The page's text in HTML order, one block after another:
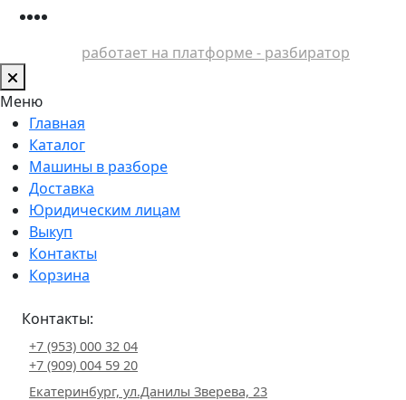
работает на платформе - разбиратор
Меню
Главная
Каталог
Машины в разборе
Доставка
Юридическим лицам
Выкуп
Контакты
Корзина
Контакты:
+7 (953) 000 32 04
+7 (909) 004 59 20
Екатеринбург, ул.Данилы Зверева, 23